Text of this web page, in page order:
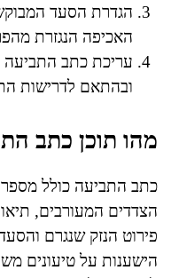
הגדרת הסעד
האכיפה הנגזרת
עריכת כתב התביעה
ובהתאם לדרישות
מהו תוכן כתב
כתב התביעה כולל מספר
הצדדים המעורבים,
פירוט הנזק שנגרם
הישענות על טיעונים